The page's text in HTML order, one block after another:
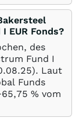
EUR Fonds?
des
Fund I
). Laut
Funds
% vom